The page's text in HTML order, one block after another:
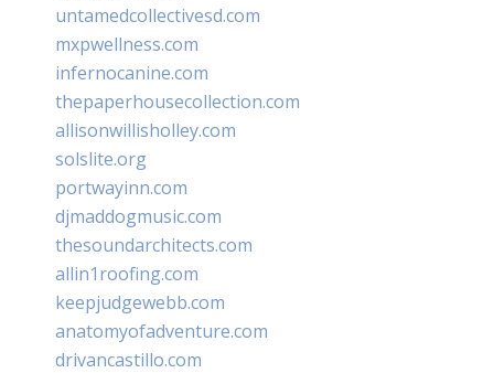
untamedcollectivesd.com
mxpwellness.com
infernocanine.com
thepaperhousecollection.com
allisonwillisholley.com
solslite.org
portwayinn.com
djmaddogmusic.com
thesoundarchitects.com
allin1roofing.com
keepjudgewebb.com
anatomyofadventure.com
drivancastillo.com